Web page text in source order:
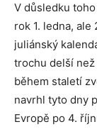
V důsledku
rok 1. ledna,
juliánský
trochu delší
během staletí
navrhl tyto dny
Evropě po 4.